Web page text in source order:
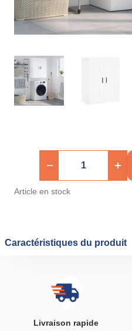
Article en stock
Caractéristiques du produit
Livraison rapide